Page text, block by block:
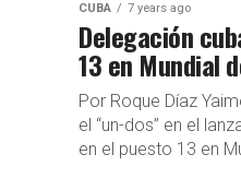
CUBA 7 years ago
Delegación
13 en Mundial
Por Roque Díaz
el “un-dos” en el
en el puesto 13 en